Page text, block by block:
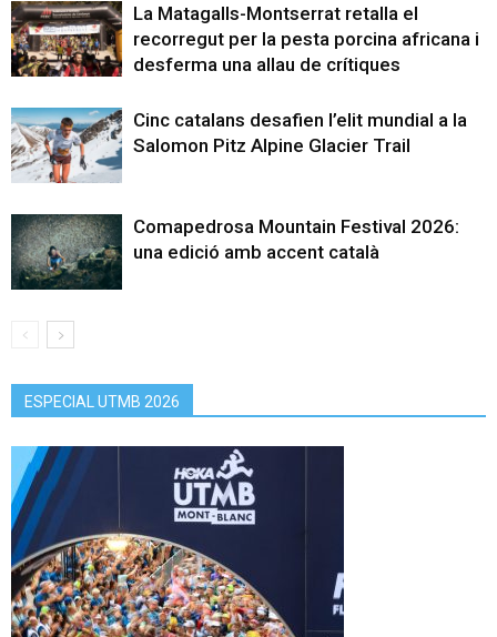
La Matagalls-Montserrat retalla el
recorregut per la pesta porcina africana i
desferma una allau de crítiques
Cinc catalans desafien l’elit mundial a la
Salomon Pitz Alpine Glacier Trail
Comapedrosa Mountain Festival 2026:
una edició amb accent català
ESPECIAL UTMB 2026